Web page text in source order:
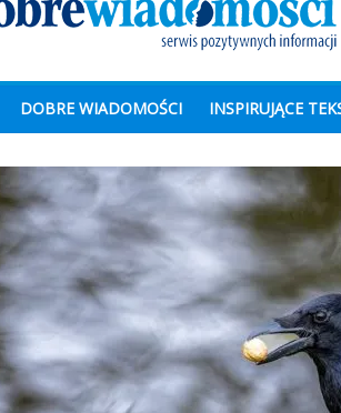
DOBRE WIADOMOŚCI INSPIRUJĄCE